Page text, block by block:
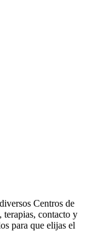
Centros de
contacto y
para que elijas el